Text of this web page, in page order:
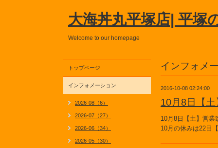
大海丼丸平塚店| 平塚
Welcome to our homepage
インフォメ
2016-10-08 02:24:00
10月8日【
10月8日【土】営業
10月の休みは22日
トップページ
インフォメーション
2026-08（6）
2026-07（27）
2026-06（34）
2026-05（30）